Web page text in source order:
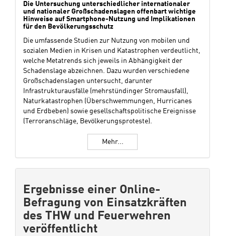
Die Untersuchung unterschiedlicher internationaler
und nationaler Großschadenslagen offenbart wichtige
Hinweise auf Smartphone-Nutzung und Implikationen
für den Bevölkerungsschutz
Die umfassende Studien zur Nutzung von mobilen und
sozialen Medien in Krisen und Katastrophen verdeutlicht,
welche Metatrends sich jeweils in Abhängigkeit der
Schadenslage abzeichnen. Dazu wurden verschiedene
Großschadenslagen untersucht, darunter
Infrastrukturausfälle (mehrstündinger Stromausfall),
Naturkatastrophen (Überschwemmungen, Hurricanes
und Erdbeben) sowie gesellschaftspolitische Ereignisse
(Terroranschläge, Bevölkerungsproteste).
Mehr...
Ergebnisse einer Online-
Befragung von Einsatzkräften
des THW und Feuerwehren
veröffentlicht